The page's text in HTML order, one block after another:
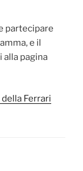
partecipare
e il
alla pagina
Ferrari